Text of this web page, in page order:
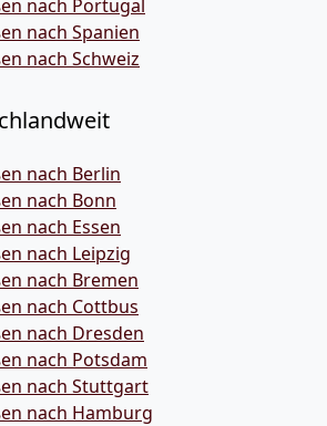
nach Portugal
nach Spanien
nach Schweiz
nach Berlin
nach Bonn
nach Essen
nach Leipzig
nach Bremen
nach Cottbus
nach Dresden
nach Potsdam
nach Stuttgart
nach Hamburg